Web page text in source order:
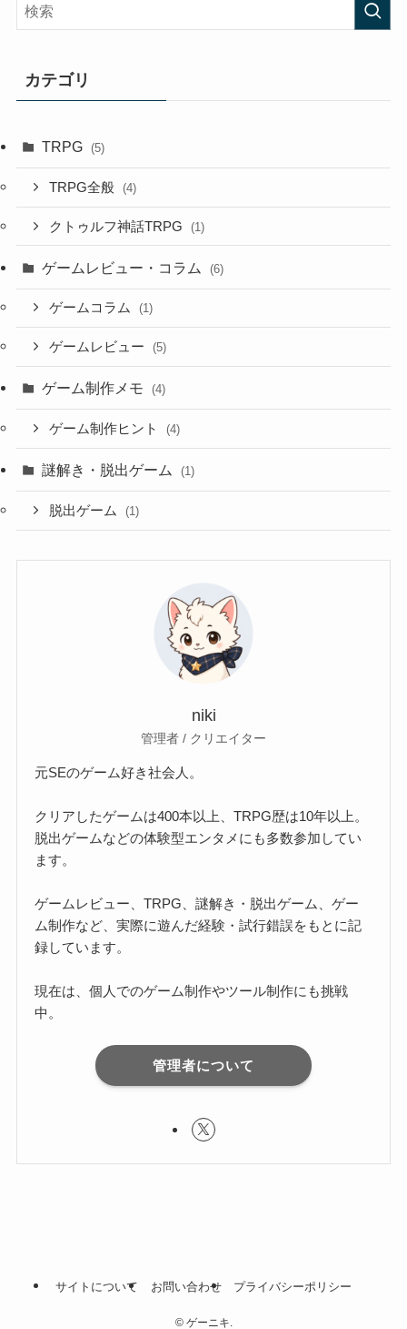
カテゴリ
TRPG (5)
TRPG全般 (4)
クトゥルフ神話TRPG (1)
ゲームレビュー・コラム (6)
ゲームコラム (1)
ゲームレビュー (5)
ゲーム制作メモ (4)
ゲーム制作ヒント (4)
謎解き・脱出ゲーム (1)
脱出ゲーム (1)
niki
管理者 / クリエイター
元SEのゲーム好き社会人。
クリアしたゲームは400本以上、TRPG歴は10年以上。
脱出ゲームなどの体験型エンタメにも多数参加してい
ます。
ゲームレビュー、TRPG、謎解き・脱出ゲーム、ゲー
ム制作など、実際に遊んだ経験・試行錯誤をもとに記
録しています。
現在は、個人でのゲーム制作やツール制作にも挑戦
中。
管理者について
サイトについて お問い合わせ プライバシーポリシー
©ゲーニキ.